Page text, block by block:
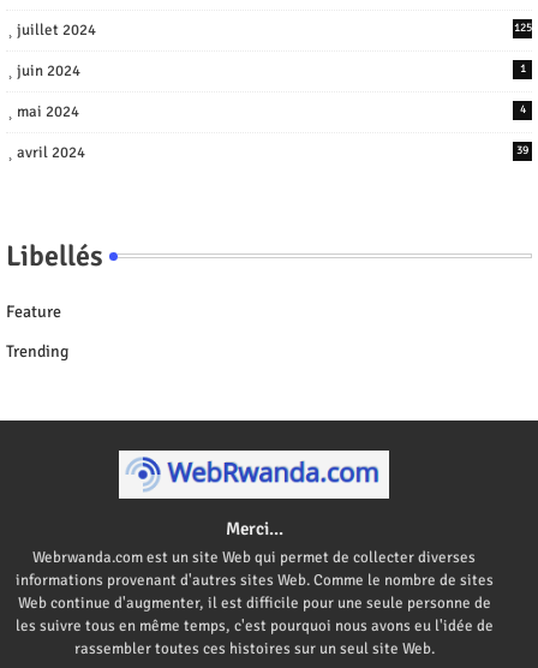
juillet 2024 125
juin 2024 1
mai 2024 4
avril 2024 39
Libellés
Feature
Trending
Merci...
Webrwanda.com est un site Web qui permet de collecter diverses
informations provenant d'autres sites Web. Comme le nombre de sites
Web continue d'augmenter, il est difficile pour une seule personne de
les suivre tous en même temps, c'est pourquoi nous avons eu l'idée de
rassembler toutes ces histoires sur un seul site Web.